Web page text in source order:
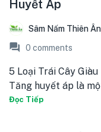
Huyết Áp
Sâm Nấm Thiên Ân
0 comments
5 Loại Trái Cây
Tăng huyết áp là
Đọc Tiếp